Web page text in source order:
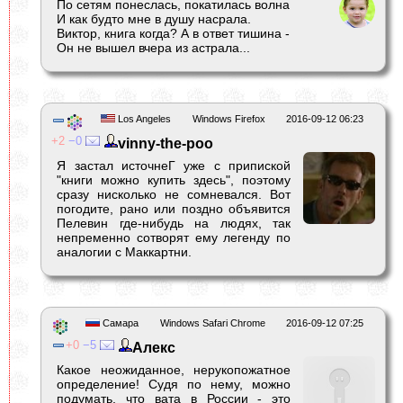
По сетям понеслась, покатилась волна
И как будто мне в душу насрала.
Виктор, книга когда? А в ответ тишина -
Он не вышел вчера из астрала...
2016-09-12 06:23
Windows Firefox
Los Angeles
2 0 vinny-the-poo
Я застал источнеГ уже с припиской
"книги можно купить здесь", поэтому
сразу нисколько не сомневался. Вот
погодите, рано или поздно объявится
Пелевин где-нибудь на людях, так
непременно сотворят ему легенду по
аналогии с Маккартни.
2016-09-12 07:25
Windows Safari Chrome
Самара
0 5 Алекс
Какое неожиданное, нерукопожатное
определение! Судя по нему, можно
подумать, что вата в России - это